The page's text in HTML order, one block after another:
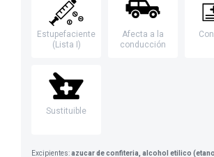
Estupefaciente
(Lista I)
Afecta a la
conducción
Sustituible
Excipientes:azucar de confiteria, alcohol etilico